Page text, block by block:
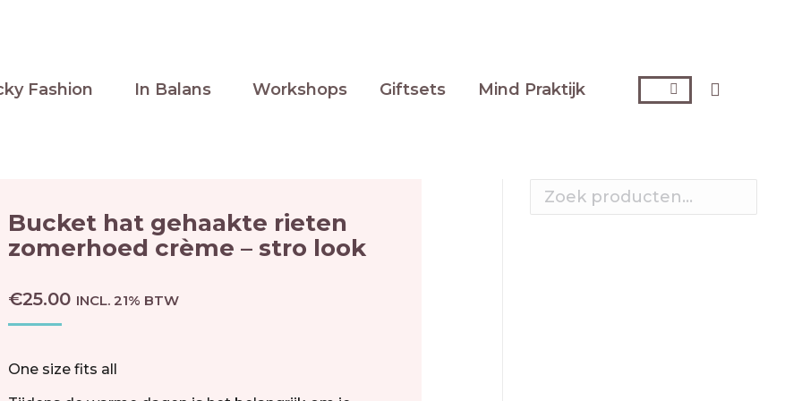
Fashion In Balans Workshops Giftsets Mind Praktijk Zoeken:
Bucket hat gehaakte rieten
zomerhoed crème – stro look
€25.00 INCL. 21% BTW
One size fits all